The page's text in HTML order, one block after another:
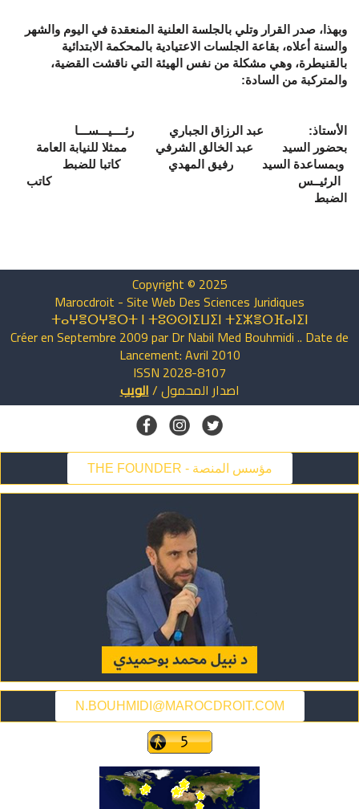
وبهذا، صدر القرار وتلي بالجلسة العلنية المنعقدة في اليوم والشهر
والسنة أعلاه، بقاعة الجلسات الاعتيادية بالمحكمة الابتدائية
بالقنيطرة، وهي مشكلة من نفس الهيئة التي ناقشت القضية،
والمتركبة من السادة:
الأستاذ: عبد الرزاق الجباري رئــــيـــســـا
بحضور السيد عبد الخالق الشرفي ممثلا للنيابة العامة
وبمساعدة السيد رفيق المهدي كاتبا للضبط
الرئيــس كاتب
الضبط
Copyright © 2025
Marocdroit - Site Web Des Sciences Juridiques
ⵜⴰⵖⴻⵔⵖⴻⵔⵜ ⵏ ⵜⵓⵙⵙⵏⵉⵡⵉⵏ ⵜⵉⵣⴻⵔⴼⴰⵏⵉⵏ
Créer en Septembre 2009 par Dr Nabil Med Bouhmidi .. Date de
Lancement: Avril 2010
ISSN 2028-8107
اصدارالمحمول/الويب
THE FOUNDER - مؤسس المنصة
N.BOUHMIDI@MAROCDROIT.COM